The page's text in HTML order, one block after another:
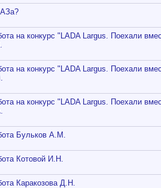
на конкурс "LADA Largus. Поехали
на конкурс "LADA Largus. Поехали
на конкурс "LADA Largus. Поехали
Бульков А.М.
Котовой И.Н.
Каракозова Д.Н.